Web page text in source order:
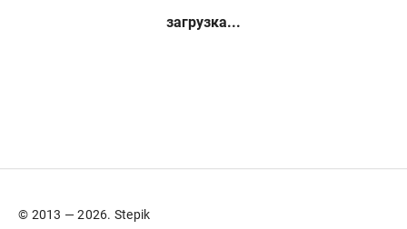
загрузка...
© 2013 — 2026. Stepik